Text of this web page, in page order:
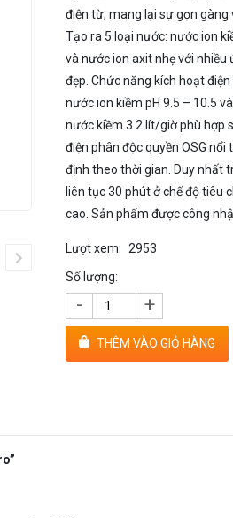
điện từ, mang lại sự gọn gàng
Tạo ra 5 loại nước: nước ion
và nước ion axit nhẹ với
đẹp. Chức năng kích hoạt
nước ion kiềm pH 9.5 – 10.5
nước kiềm 3.2 lít/giờ phù hợp
điện phân độc quyền OSG nổi
định theo thời gian. Duy nhất
liên tục 30 phút ở chế độ tiêu
cao. Sản phẩm được công
Lượt xem: 2953
Số lượng:
- +
THÊM VÀO GIỎ HÀNG